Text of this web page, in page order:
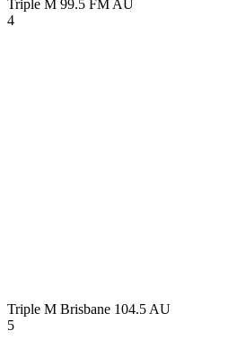
Triple M 99.5 FM AU
4
Triple M Brisbane 104.5 AU
5